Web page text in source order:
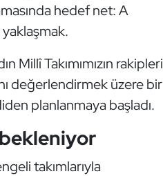
hedef net: A
Millî Takımımızın rakipleri
değerlendirmek üzere bir
planlanmaya başladı.
takımlarıyla